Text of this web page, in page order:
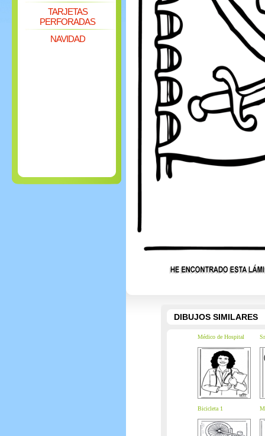
TARJETAS
PERFORADAS
NAVIDAD
DIBUJOS SIMILARES
Médico de Hospital
Bicicleta 1